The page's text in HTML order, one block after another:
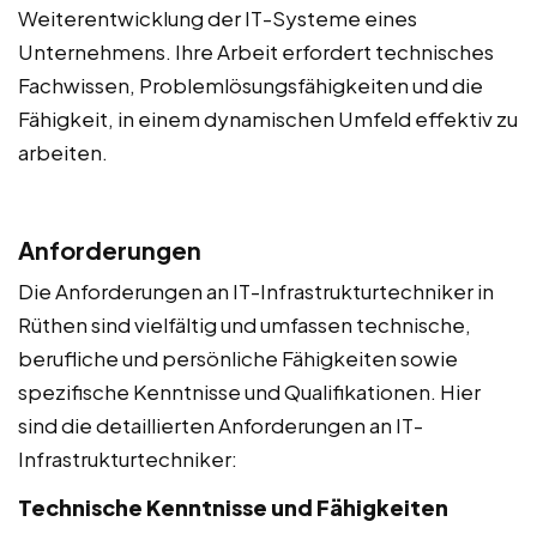
Weiterentwicklung der IT-Systeme eines
Unternehmens. Ihre Arbeit erfordert technisches
Fachwissen, Problemlösungsfähigkeiten und die
Fähigkeit, in einem dynamischen Umfeld effektiv zu
arbeiten.
Anforderungen
Die Anforderungen an IT-Infrastrukturtechniker in
Rüthen sind vielfältig und umfassen technische,
berufliche und persönliche Fähigkeiten sowie
spezifische Kenntnisse und Qualifikationen. Hier
sind die detaillierten Anforderungen an IT-
Infrastrukturtechniker:
Technische Kenntnisse und Fähigkeiten